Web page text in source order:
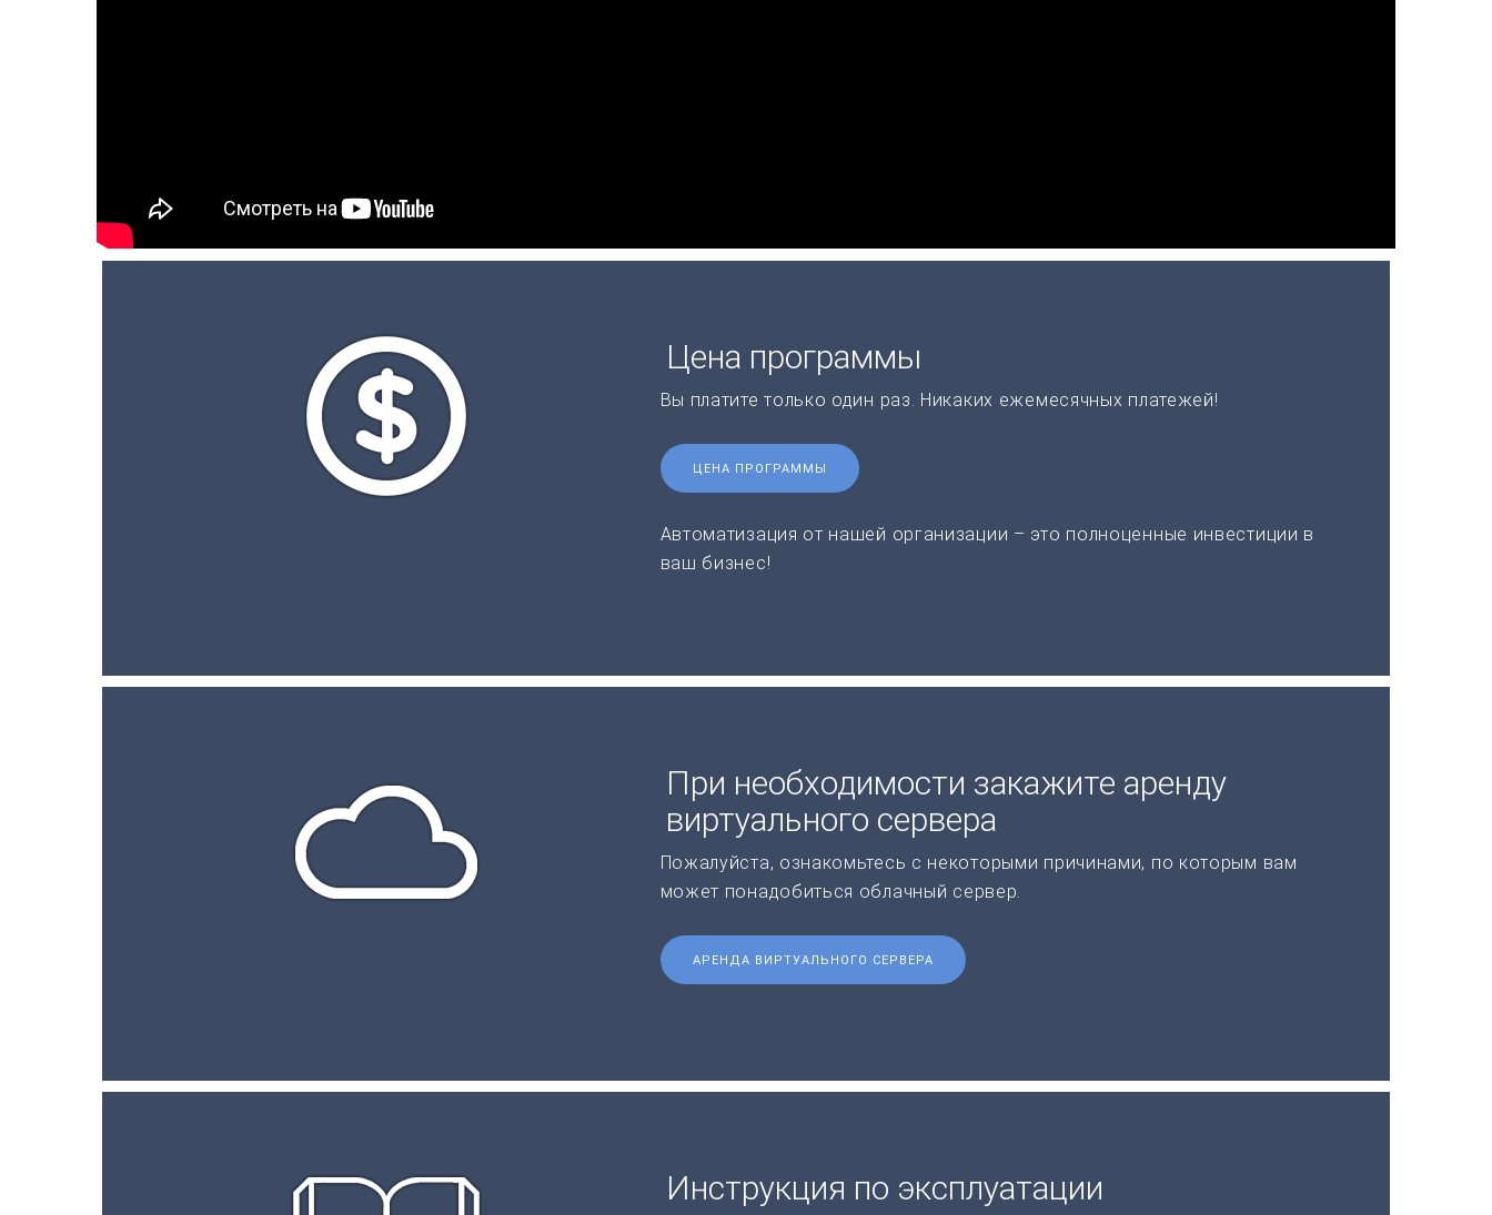
Цена программы
Вы платите только один раз. Никаких ежемесячных платежей!
ЦЕНА ПРОГРАММЫ
Автоматизация от нашей организации – это полноценные инвестиции в
ваш бизнес!
При необходимости закажите аренду
виртуального сервера
Пожалуйста, ознакомьтесь с некоторыми причинами, по которым вам
может понадобиться облачный сервер.
АРЕНДА ВИРТУАЛЬНОГО СЕРВЕРА
Инструкция по эксплуатации